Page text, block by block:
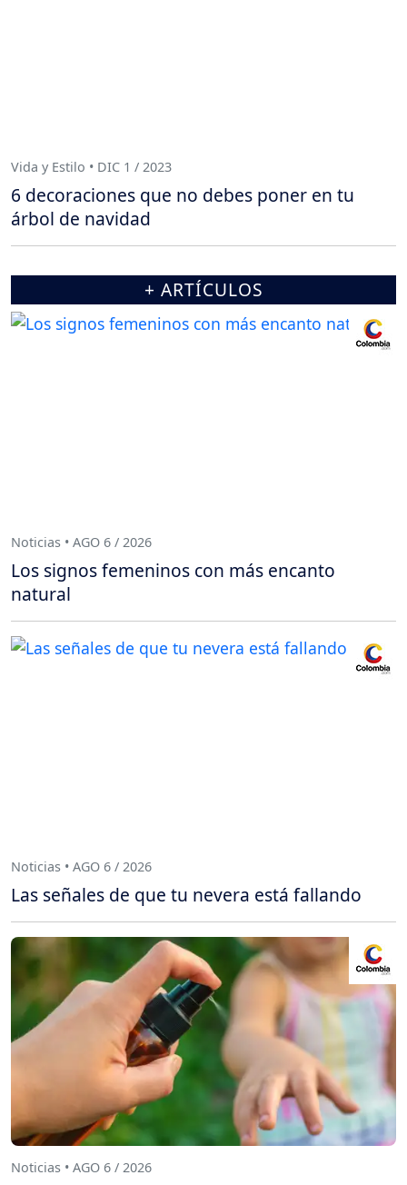
Vida y Estilo • DIC 1 / 2023
6 decoraciones que no debes poner en tu
árbol de navidad
+ ARTÍCULOS
Noticias • AGO 6 / 2026
Los signos femeninos con más encanto
natural
Noticias • AGO 6 / 2026
Las señales de que tu nevera está fallando
Noticias • AGO 6 / 2026